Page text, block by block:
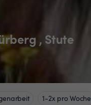
, Stute
1-2x pro Woche